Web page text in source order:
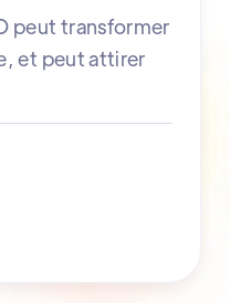
peut transformer
et peut attirer